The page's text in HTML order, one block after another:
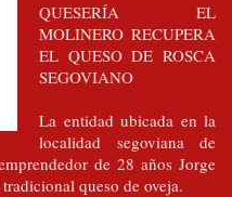
QUESERÍA EL
MOLINERO RECUPERA
EL QUESO DE ROSCA
SEGOVIANO
La entidad ubicada en la
localidad segoviana de
de 28 años Jorge
queso de oveja.